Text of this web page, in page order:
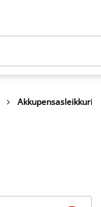
Akkupensasleikkuri